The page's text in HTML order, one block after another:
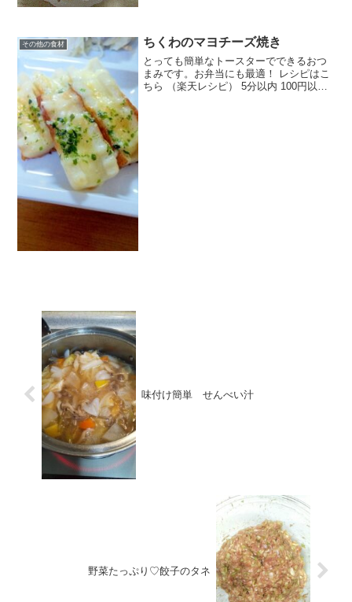
その他の食材 ちくわのマヨチーズ焼き
とっても簡単なトースターでできるおつ
まみです。お弁当にも最適！ レシピはこ
ちら （楽天レシピ） 5分以内 100円以下
味付け簡単 せんべい汁
野菜たっぷり♡餃子のタネ